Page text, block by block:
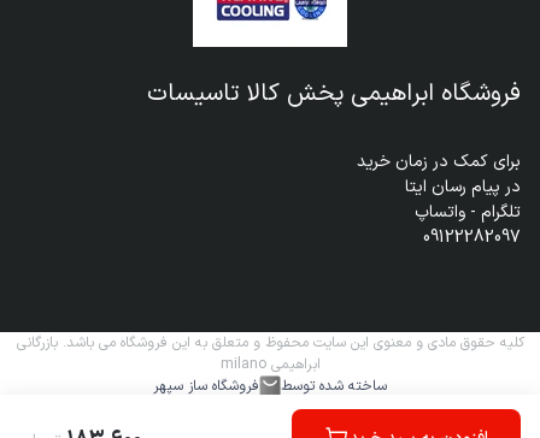
فروشگاه ابراهیمی پخش کالا تاسیسات
09122282097
کلیه حقوق مادی و معنوی این سایت محفوظ و متعلق به این فروشگاه می باشد. بازرگانی
ابراهیمی milano
ساخته شده توسط
فروشگاه ساز سپهر